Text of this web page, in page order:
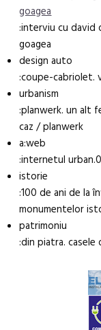
goagea
:interviu cu david
goagea
design auto
:coupe-cabriolet.
urbanism
:planwerk. un alt
caz / planwerk
a:web
:internetul
istorie
:100 de ani de la
monumentelor
patrimoniu
:din piatra.